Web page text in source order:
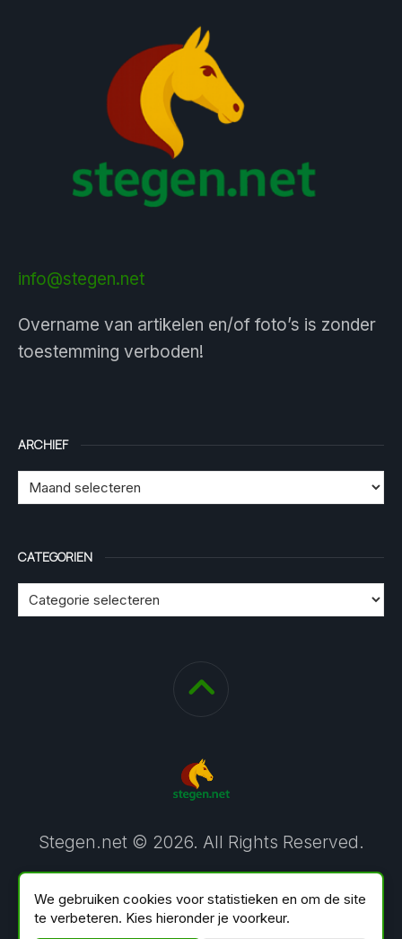
info@stegen.net
Overname van artikelen en/of foto’s is zonder
toestemming verboden!
ARCHIEF
CATEGORIEN
Stegen.net © 2026. All Rights Reserved.
We gebruiken cookies voor statistieken en om de site
te verbeteren. Kies hieronder je voorkeur.